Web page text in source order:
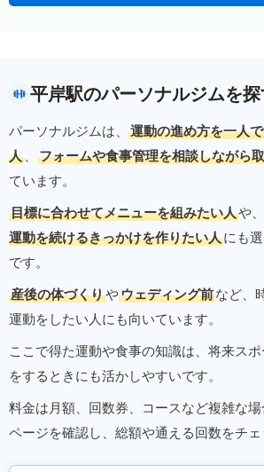
平岸駅のパーソナルジムを
パーソナルジムは、
運動の進め方を一人
人 、 フォームや食事管理を相談しながら
ています。
目標に合わせてメニューを組みたい人や、
運動を続けるきっかけを作りたい人にも
です。
産後の体づくりやウェディング前など、
運動をしたい人にも向いています。
ここで得た運動や食事の知識は、将来ス
をするときにも活かしやすいです。
料金は月額、回数券、コースなど複雑な
ページを確認し、総額や通える回数をチェ